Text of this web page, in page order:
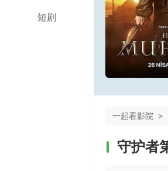
短剧
一起看影院 >
守护者